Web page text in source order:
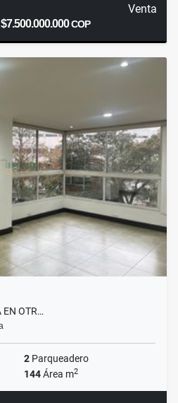
Venta
$7.500.000.000COP
EN OTR…
2 Parqueadero
144Área m2